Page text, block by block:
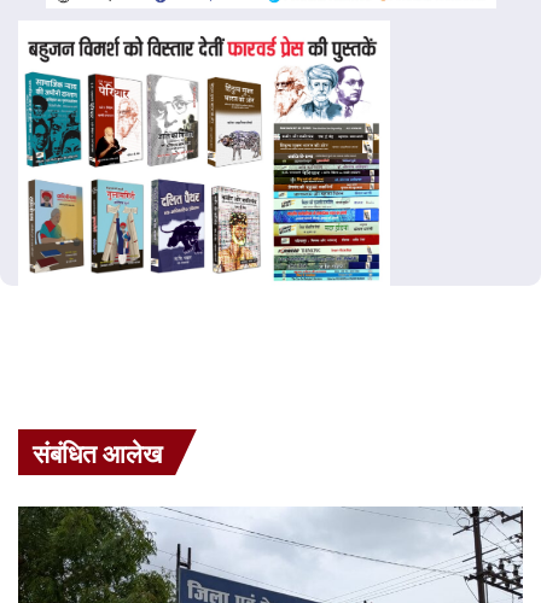
संबंधित आलेख